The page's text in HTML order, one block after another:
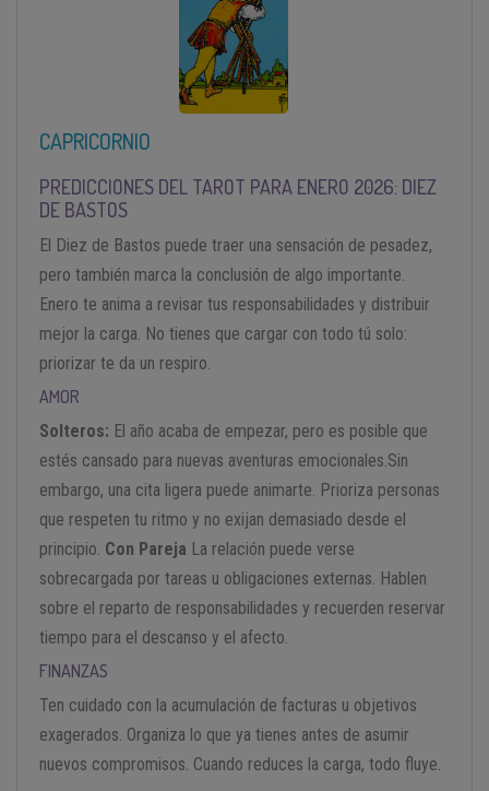
CAPRICORNIO
PREDICCIONES DEL TAROT PARA ENERO 2026: DIEZ
DE BASTOS
El Diez de Bastos puede traer una sensación de pesadez,
pero también marca la conclusión de algo importante.
Enero te anima a revisar tus responsabilidades y distribuir
mejor la carga. No tienes que cargar con todo tú solo:
priorizar te da un respiro.
AMOR
Solteros: El año acaba de empezar, pero es posible que
estés cansado para nuevas aventuras emocionales.Sin
embargo, una cita ligera puede animarte. Prioriza personas
que respeten tu ritmo y no exijan demasiado desde el
principio. Con Pareja La relación puede verse
sobrecargada por tareas u obligaciones externas. Hablen
sobre el reparto de responsabilidades y recuerden reservar
tiempo para el descanso y el afecto.
FINANZAS
Ten cuidado con la acumulación de facturas u objetivos
exagerados. Organiza lo que ya tienes antes de asumir
nuevos compromisos. Cuando reduces la carga, todo fluye.